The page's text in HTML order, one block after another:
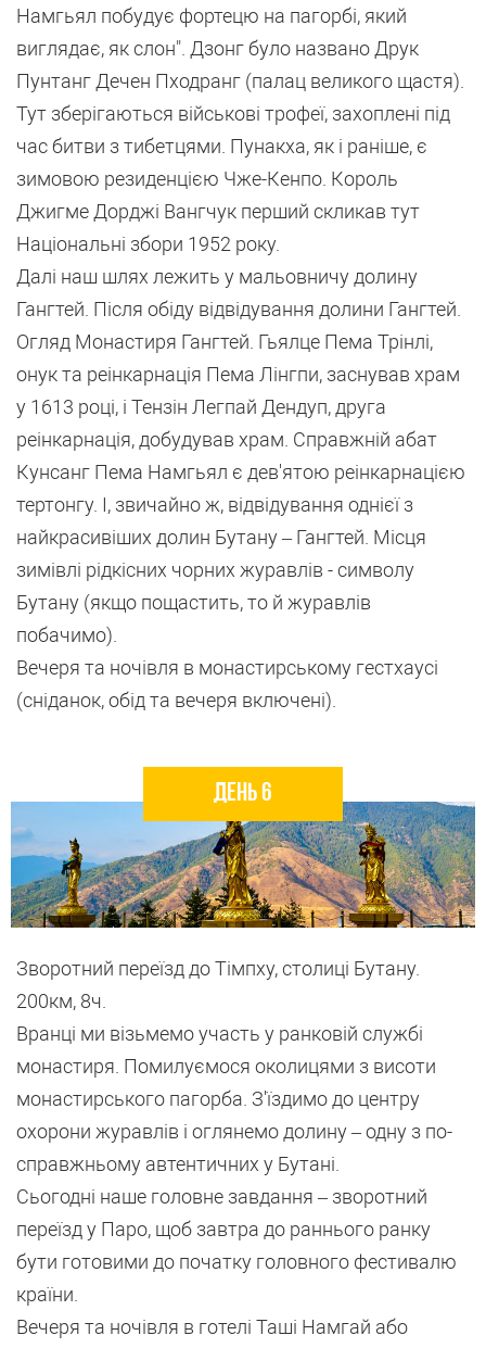
Намгьял побудує фортецю на пагорбі, який
виглядає, як слон". Дзонг було названо Друк
Пунтанг Дечен Пходранг (палац великого щастя).
Тут зберігаються військові трофеї, захоплені під
час битви з тибетцями. Пунакха, як і раніше, є
зимовою резиденцією Чже-Кенпо. Король
Джигме Дорджі Вангчук перший скликав тут
Національні збори 1952 року.
Далі наш шлях лежить у мальовничу долину
Гангтей. Після обіду відвідування долини Гангтей.
Огляд Монастиря Гангтей. Гьялце Пема Трінлі,
онук та реінкарнація Пема Лінгпи, заснував храм
у 1613 році, і Тензін Легпай Дендуп, друга
реінкарнація, добудував храм. Справжній абат
Кунсанг Пема Намгьял є дев'ятою реінкарнацією
тертонгу. І, звичайно ж, відвідування однієї з
найкрасивіших долин Бутану – Гангтей. Місця
зимівлі рідкісних чорних журавлів - символу
Бутану (якщо пощастить, то й журавлів
побачимо).
Вечеря та ночівля в монастирському гестхаусі
(сніданок, обід та вечеря включені).
День 6
Зворотний переїзд до Тімпху, столиці Бутану.
200км, 8ч.
Вранці ми візьмемо участь у ранковій службі
монастиря. Помилуємося околицями з висоти
монастирського пагорба. З'їздимо до центру
охорони журавлів і оглянемо долину – одну з по-
справжньому автентичних у Бутані.
Сьогодні наше головне завдання – зворотний
переїзд у Паро, щоб завтра до раннього ранку
бути готовими до початку головного фестивалю
країни.
Вечеря та ночівля в готелі Таші Намгай або